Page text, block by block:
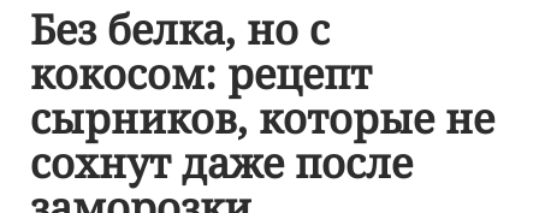
Без белка, но с
кокосом: рецепт
сырников, которые не
сохнут даже после